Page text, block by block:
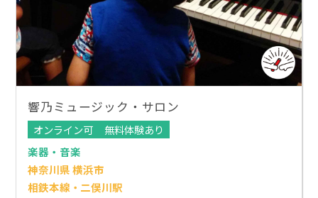
響乃ミュージック・サロン
オンライン可
無料体験あり
楽器・音楽
神奈川県 横浜市
相鉄本線・二俣川駅